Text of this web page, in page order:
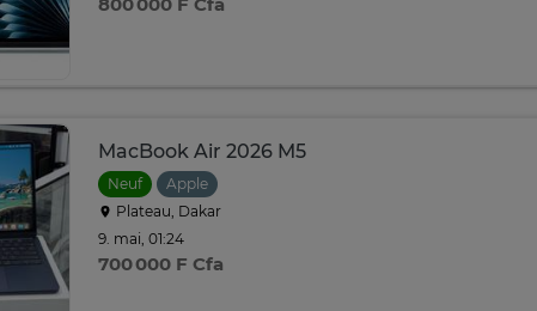
MacBook Air 2026 M5
Neuf
Apple
Plateau, Dakar
9. mai, 01:24
700 000 F Cfa